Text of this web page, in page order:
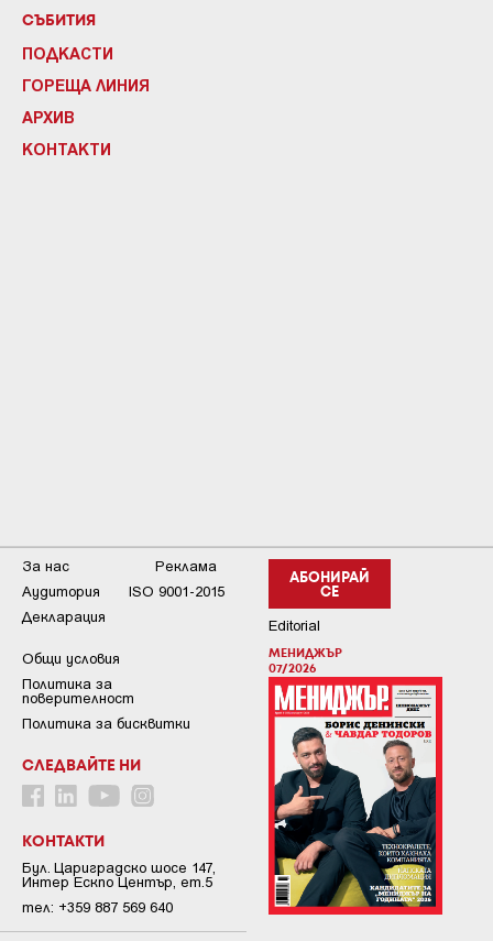
СЪБИТИЯ
ПОДКАСТИ
ГОРЕЩА ЛИНИЯ
АРХИВ
КОНТАКТИ
АБОНИРАЙ
СЕ
Editorial
МЕНИДЖЪР
07/2026
За нас
Реклама
Аудитория
ISO 9001-2015
Декларация
Общи условия
Пoлитикa зa
пoвepитeлнocт
Политика за бисквитки
СЛЕДВАЙТЕ НИ
КОНТАКТИ
Бул. Цариградско шосе 147,
Интер Ескпо Център, ет.5
тел: +359 887 569 640